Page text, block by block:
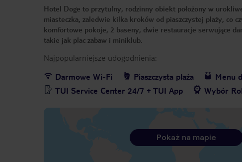
Hotel Doge to przytulny, rodzinny obiekt położony w
miasteczka, zaledwie kilka kroków od piaszczystej plaży, co
komfortowe pokoje, 2 baseny, dwie restauracje serwujące
takie jak plac zabaw i miniklub.
Najpopularniejsze udogodnienia:
Darmowe Wi-Fi
Piaszczysta plaża Menu
TUI Service Center 24/7 + TUI App
Wybór
Pokaż na mapie